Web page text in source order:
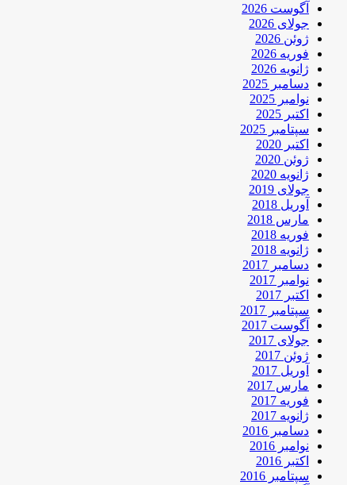
آگوست 2026
جولای 2026
ژوئن 2026
فوریه 2026
ژانویه 2026
دسامبر 2025
نوامبر 2025
اکتبر 2025
سپتامبر 2025
اکتبر 2020
ژوئن 2020
ژانویه 2020
جولای 2019
آوریل 2018
مارس 2018
فوریه 2018
ژانویه 2018
دسامبر 2017
نوامبر 2017
اکتبر 2017
سپتامبر 2017
آگوست 2017
جولای 2017
ژوئن 2017
آوریل 2017
مارس 2017
فوریه 2017
ژانویه 2017
دسامبر 2016
نوامبر 2016
اکتبر 2016
سپتامبر 2016